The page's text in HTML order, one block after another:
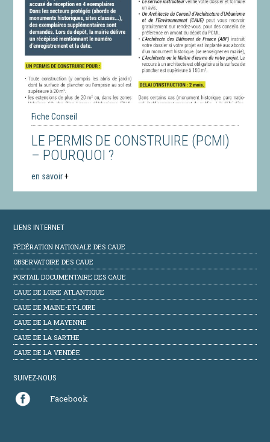
Fiche Conseil
LE PERMIS DE CONSTRUIRE (PCMI)
– POURQUOI ?
en savoir+
LIENS INTERNET
FÉDÉRATION NATIONALE DES CAUE
OBSERVATOIRE DES CAUE
PORTAIL DOCUMENTAIRE DES CAUE
CAUE DE LOIRE ATLANTIQUE
CAUE DE MAINE-ET-LOIRE
CAUE DE LA MAYENNE
CAUE DE LA SARTHE
CAUE DE LA VENDÉE
SUIVEZ-NOUS
Facebook